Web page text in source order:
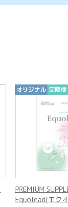
オリジナル 定期便
PREMIUM
Equolead(エク